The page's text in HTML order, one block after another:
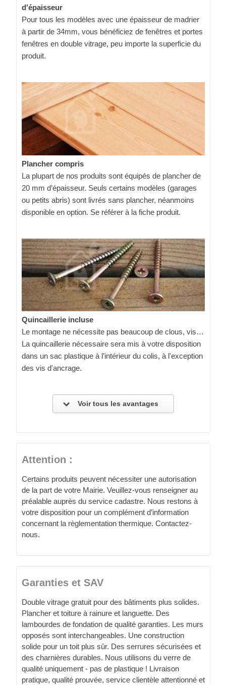
d'épaisseur
Pour tous les modèles avec une épaisseur de madrier
à partir de 34mm, vous bénéficiez de fenêtres et portes
fenêtres en double vitrage, peu importe la superficie du
produit.
Plancher compris
La plupart de nos produits sont équipés de plancher de
20 mm d’épaisseur. Seuls certains modèles (garages
ou petits abris) sont livrés sans plancher, néanmoins
disponible en option. Se référer à la fiche produit.
Quincaillerie incluse
Le montage ne nécessite pas beaucoup de clous, vis…
La quincaillerie nécessaire sera mis à votre disposition
dans un sac plastique à l’intérieur du colis, à l'exception
des vis d'ancrage.
Voir tous les avantages
Attention :
Certains produits peuvent nécessiter une autorisation
de la part de votre Mairie. Veuillez-vous renseigner au
préalable auprès du service cadastre. Nous restons à
votre disposition pour un complément d’information
concernant la règlementation thermique. Contactez-
nous.
Garanties et SAV
Double vitrage gratuit pour des bâtiments plus solides.
Plancher et toiture à rainure et languette. Des
lambourdes de fondation de qualité garanties. Les murs
opposés sont interchangeables. Une construction
solide pour un toit plus sûr. Des serrures sécurisées et
des charnières durables. Nous utilisons du verre de
qualité uniquement - pas de plastique ! Livraison
pratique, qualité prouvée, service clientèle attentionné et